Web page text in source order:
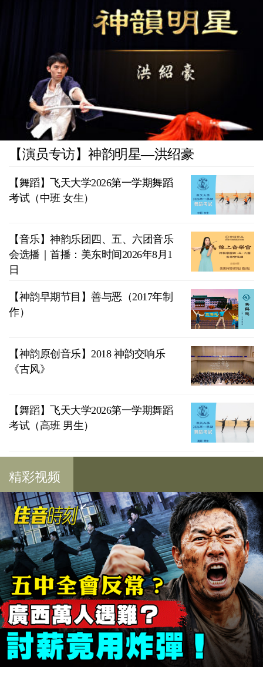
【演员专访】神韵明星—洪绍豪
【舞蹈】飞天大学2026第一学期舞蹈
考试（中班 女生）
【音乐】神韵乐团四、五、六团音乐
会选播｜首播：美东时间2026年8月1
日
【神韵早期节目】善与恶（2017年制
作）
【神韵原创音乐】2018 神韵交响乐
《古风》
【舞蹈】飞天大学2026第一学期舞蹈
考试（高班 男生）
精彩视频